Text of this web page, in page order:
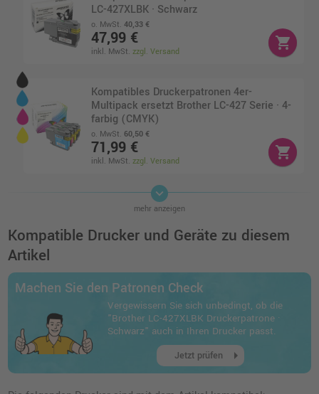
LC-427XLBK · Schwarz
o. MwSt.40,33 €
47,99 €
inkl. MwSt.zzgl. Versand
shopping_cart
Kompatibles Druckerpatronen 4er-
Multipack ersetzt Brother LC-427 Serie · 4-
farbig (CMYK)
o. MwSt. 60,50 €
71,99 €
inkl. MwSt.zzgl. Versand
shopping_cart
Kompatibles XL-Druckerpatronen 4er-
Multipack ersetzt Brother LC-427XL Serie ·
4-farbig (CMYK)
o. MwSt. 140,33 €
inkl. MwSt.zzgl. Versand
Brother LC-427XLC Druckerpatrone · Cyan
o. MwSt. 57,13 €
67,98 €
inkl. MwSt. zzgl. Versand
keyboard_arrow_down
mehr anzeigen
Kompatible Drucker und Geräte zu diesem
Artikel
Machen Sie den Patronen Check
Vergewissern Sie sich unbedingt, ob die
"Brother LC-427XLBK Druckerpatrone ·
Schwarz" auch in Ihren Drucker passt.
Jetzt prüfen arrow_right